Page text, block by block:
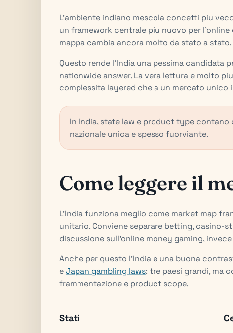
L'ambiente indiano mescola concetti piu
un framework centrale piu nuovo per
mappa cambia ancora molto da stato a stato.
Questo rende l'India una pessima candidata
nationwide answer. La vera lettura e molto
complessita layered che a un mercato unico
In India, state law e product type
nazionale unica e spesso fuorviante.
Come leggere il
L'India funziona meglio come market map
unitario. Conviene separare betting, casino-
discussione sull'online money gaming,
Anche per questo l'India e una buona
eJapan gambling laws: tre paesi grandi, ma
frammentazione e product scope.
Stati